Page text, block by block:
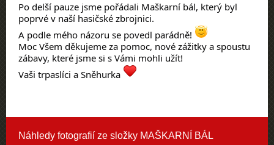
Po delší pauze jsme pořádali Maškarní bál, který byl
poprvé v naší hasičské zbrojnici.
A podle mého názoru se povedl parádně!
Moc Všem děkujeme za pomoc, nové zážitky a spoustu
zábavy, které jsme si s Vámi mohli užít!
Vaši trpaslíci a Sněhurka
Náhledy fotografií ze složky MAŠKARNÍ BÁL